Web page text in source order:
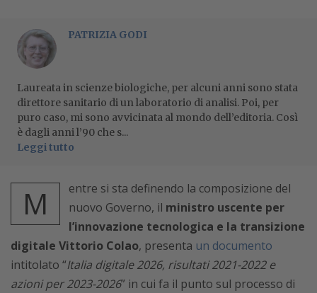
PATRIZIA GODI
Laureata in scienze biologiche, per alcuni anni sono stata
direttore sanitario di un laboratorio di analisi. Poi, per
puro caso, mi sono avvicinata al mondo dell’editoria. Così
è dagli anni l’90 che s...
Leggi tutto
M
entre si sta definendo la composizione del
nuovo Governo, il ministro uscente per
l’innovazione tecnologica e la transizione
digitale Vittorio Colao, presenta un documento
intitolato “Italia digitale 2026, risultati 2021-2022 e
azioni per 2023-2026” in cui fa il punto sul processo di